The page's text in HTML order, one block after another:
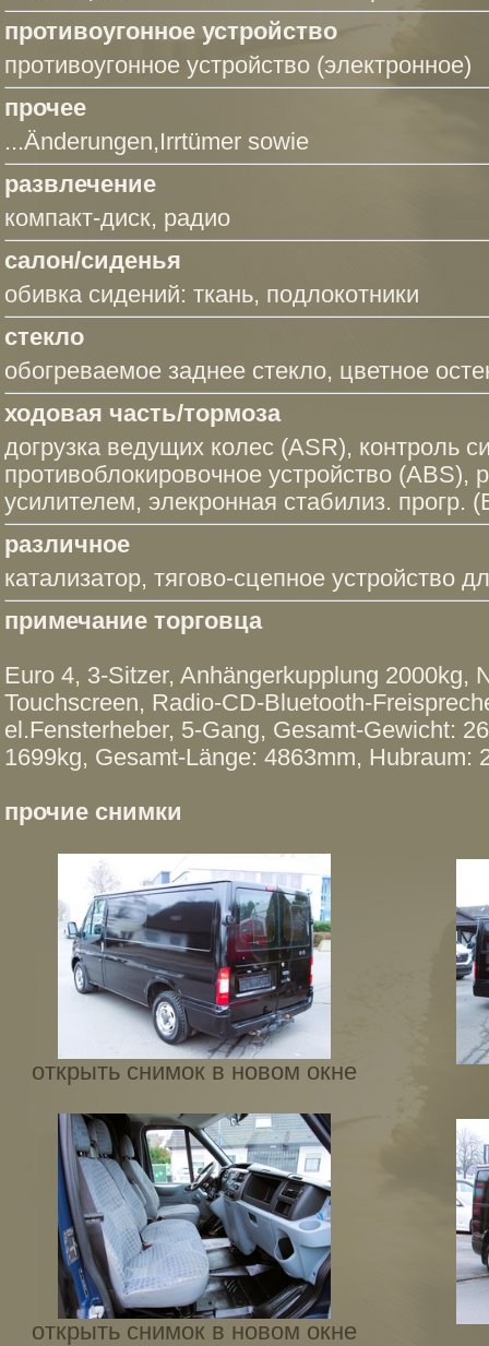
противоугонное устройство
противоугонное устройство (электронное)
прочее
...Änderungen,Irrtümer sowie
развлечение
компакт-диск, радио
салон/сиденья
обивка сидений: ткань, подлокотники
стекло
обогреваемое заднее стекло, цветное
ходовая часть/тормоза
догрузка ведущих колес (ASR), контроль
противоблокировочное устройство (ABS),
усилителем, элекронная стабилиз. прогр.
различное
катализатор, тягово-сцепное устройство
примечание торговца
Euro 4, 3-Sitzer, Anhängerkupplung 2000kg,
Touchscreen, Radio-CD-Bluetooth-
el.Fensterheber, 5-Gang, Gesamt-Gewicht:
1699kg, Gesamt-Länge: 4863mm, Hubraum:
прочие снимки
открыть снимок в новом окне
открыть снимок в новом окне